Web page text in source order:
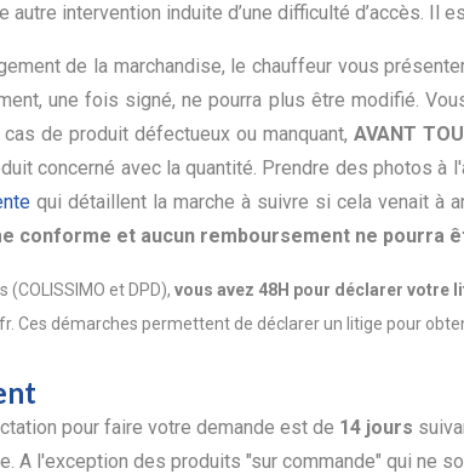
autre intervention induite d’une difficulté d’accès.
de la marchandise, le chauffeur vous
une fois signé, ne pourra plus être modifié.
de produit défectueux ou manquant, AVANT
concerné avec la quantité. Prendre des photos
qui détaillent la marche à suivre si cela venait à
conforme et aucun remboursement ne pourra
(COLISSIMO et DPD), vous avez 48H pour déclarer votre
Ces démarches permettent de déclarer un litige pour
pour faire votre demande est de 14 jours
A l'exception des produits "sur commande" qui ne